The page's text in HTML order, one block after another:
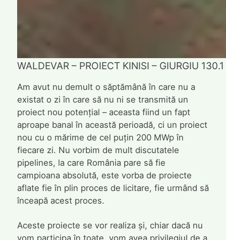
WALDEVAR – PROIECT KINISI – GIURGIU
Am avut nu demult o săptămână în care nu a
existat o zi în care să nu ni se transmită un
proiect nou potențial – aceasta fiind un fapt
aproape banal în această perioadă, ci un proiect
nou cu o mărime de cel puțin 200 MWp în
fiecare zi. Nu vorbim de mult discutatele
pipelines, la care România pare să fie
campioana absolută, este vorba de proiecte
aflate fie în plin proces de licitare, fie urmând să
înceapă acest proces.
Aceste proiecte se vor realiza și, chiar dacă nu
vom participa în toate, vom avea privilegiul de a